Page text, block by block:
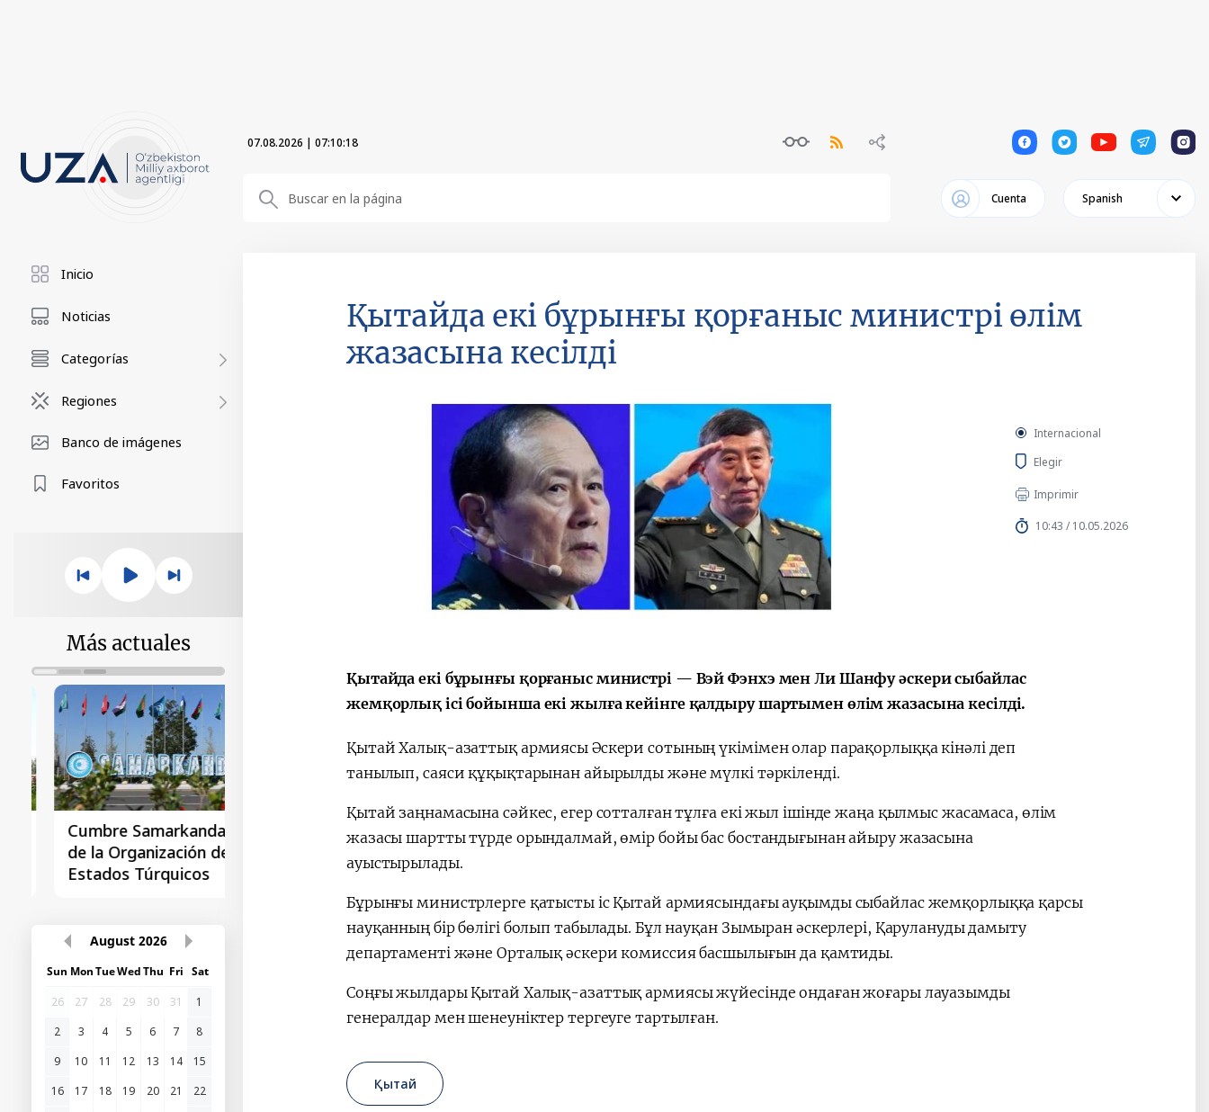
07.08.2026 | 07:10:19 1 1 1 1 1
Cuenta Spanish
Inicio
Noticias
Categorías
Regiones
Banco de imágenes
Favoritos
Más actuales
Cumbre Samarkanda
de la Organización de
Estados Túrquicos
La primera Cumbre
August 2026
Sun MonTueWedThu Fri Sat
26
27 28 29 30 31
1
2
3 4 5 6 7
8
9
10 11 12 13 14
15
16
17 18 19 20 21
22
Қытайда екі бұрынғы қорғаныс министрі өлім
жазасына кесілді
Internacional
Elegir
Imprimir
10:43 / 10.05.2026
Қытайда екі бұрынғы қорғаныс министрі — Вэй Фэнхэ мен Ли Шанфу әскери сыбайлас
жемқорлық ісі бойынша екі жылға кейінге қалдыру шартымен өлім жазасына кесілді.
Қытай Халық-азаттық армиясы Әскери сотының үкімімен олар парақорлыққа кінәлі деп
танылып, саяси құқықтарынан айырылды және мүлкі тәркіленді.
Қытай заңнамасына сәйкес, егер сотталған тұлға екі жыл ішінде жаңа қылмыс жасамаса, өлім
жазасы шартты түрде орындалмай, өмір бойы бас бостандығынан айыру жазасына
ауыстырылады.
Бұрынғы министрлерге қатысты іс Қытай армиясындағы ауқымды сыбайлас жемқорлыққа қарсы
науқанның бір бөлігі болып табылады. Бұл науқан Зымыран әскерлері, Қарулануды дамыту
департаменті және Орталық әскери комиссия басшылығын да қамтиды.
Соңғы жылдары Қытай Халық-азаттық армиясы жүйесінде ондаған жоғары лауазымды
генералдар мен шенеуніктер тергеуге тартылған.
Қытай